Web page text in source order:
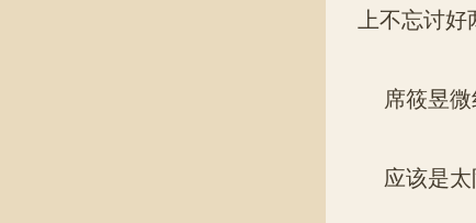
上不忘讨好
席筱昱微
应该是太